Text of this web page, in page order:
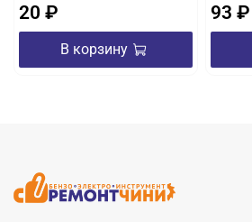
20 ₽
В корзину
93 ₽